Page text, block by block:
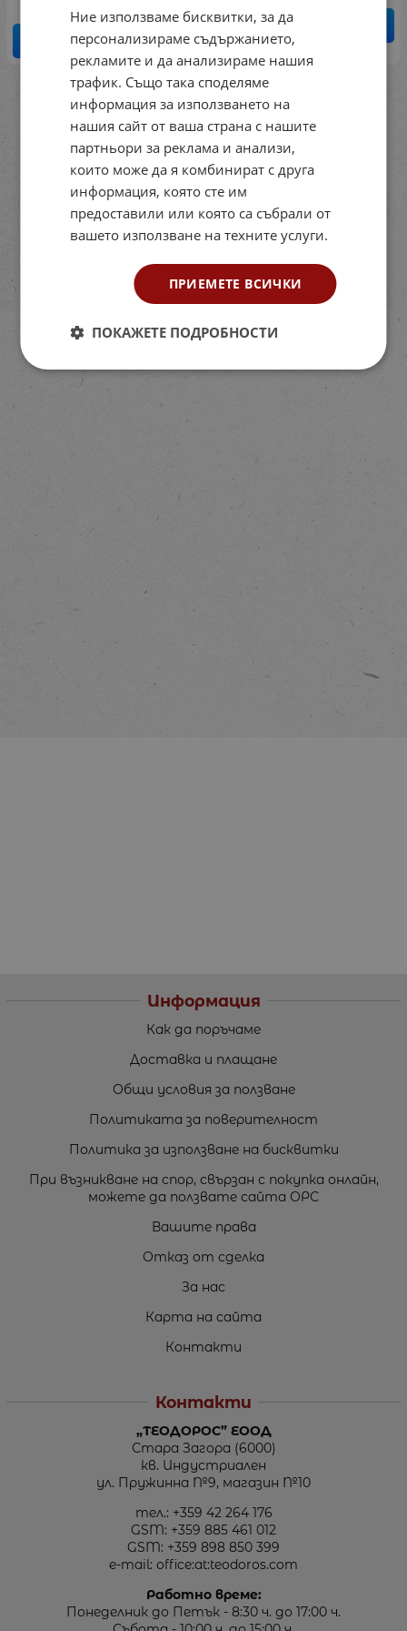
КУПИ
КУПИ
На страница по:
Информация
Как да поръчаме
Доставка и плащане
Общи условия за ползване
Политиката за поверителност
Политика за използване на бисквитки
При възникване на спор, свързан с покупка онлайн,
можете да ползвате сайта ОРС
Вашите права
Отказ от сделка
За нас
Карта на сайта
Контакти
Контакти
„ТЕОДОРОС” ЕООД
Стара Загора (6000)
кв. Индустриален
ул. Пружинна №9, магазин №10
тел.: +359 42 264 176
GSM: +359 885 461 012
GSM: +359 898 850 399
e-mail: office:at:teodoros.com
Работно време:
Понеделник до Петък - 8:30 ч. до 17:00 ч.
Ние използваме бисквитки, за да
персонализираме съдържанието,
рекламите и да анализираме нашия
трафик. Също така споделяме
информация за използването на
нашия сайт от ваша страна с нашите
партньори за реклама и анализи,
които може да я комбинират с друга
информация, която сте им
предоставили или която са събрали от
вашето използване на техните услуги.
ПРИЕМЕТЕ ВСИЧКИ
ПОКАЖЕТЕ ПОДРОБНОСТИ